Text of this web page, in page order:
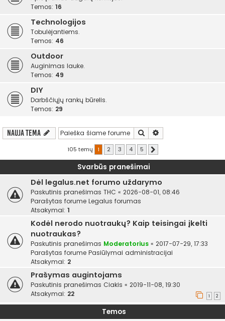
Temos: 16
Technologijos
Tobulėjantiems.
Temos: 46
Outdoor
Auginimas lauke.
Temos: 49
DIY
Darbščiųjų rankų būrelis.
Temos: 29
Nauja tema Ieškoti
105 temų 1 2 3 4 5
Svarbūs pranešimai
Dėl legalus.net forumo uždarymo
Paskutinis pranešimas THC « 2026-08-01, 08:46
Parašytas forume Legalus forumas
Atsakymai: 1
Kodėl nerodo nuotraukų? Kaip teisingai įkelti
nuotraukas?
Paskutinis pranešimas Moderatorius « 2017-07-29, 17:33
Parašytas forume Pasiūlymai administracijai
Atsakymai: 2
Prašymas augintojams
Paskutinis pranešimas Ciakis « 2019-11-08, 19:30
Atsakymai: 22 1 2
Temos